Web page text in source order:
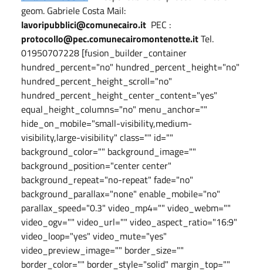
geom. Gabriele Costa Mail:
lavoripubblici@comunecairo.it PEC :
protocollo@pec.comunecairomontenotte.itTel.
01950707228 [fusion_builder_container
hundred_percent="no" hundred_percent_height="no"
hundred_percent_height_scroll="no"
hundred_percent_height_center_content="yes"
equal_height_columns="no" menu_anchor=""
hide_on_mobile="small-visibility,medium-
visibility,large-visibility" class="" id=""
background_color="" background_image=""
background_position="center center"
background_repeat="no-repeat" fade="no"
background_parallax="none" enable_mobile="no"
parallax_speed="0.3" video_mp4="" video_webm=""
video_ogv="" video_url="" video_aspect_ratio="16:9"
video_loop="yes" video_mute="yes"
video_preview_image="" border_size=""
border_color="" border_style="solid" margin_top=""